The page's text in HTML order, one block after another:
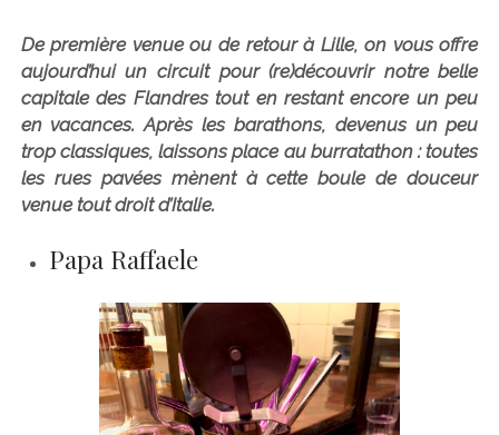
De première venue ou de retour à Lille, on vous offre
aujourd’hui un circuit pour (re)découvrir notre belle
capitale des Flandres tout en restant encore un peu
en vacances. Après les barathons, devenus un peu
trop classiques, laissons place au burratathon : toutes
les rues pavées mènent à cette boule de douceur
venue tout droit d’Italie.
Papa Raffaele